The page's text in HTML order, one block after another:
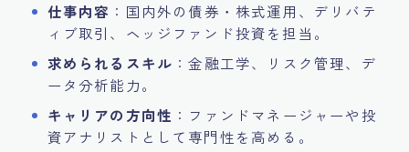
仕事内容 ：国内外の債券・株式運用、デリバテ
ィブ取引、ヘッジファンド投資を担当。
求められるスキル ：金融工学、リスク管理、デ
ータ分析能力。
キャリアの方向性 ：ファンドマネージャーや投
資アナリストとして専門性を高める。